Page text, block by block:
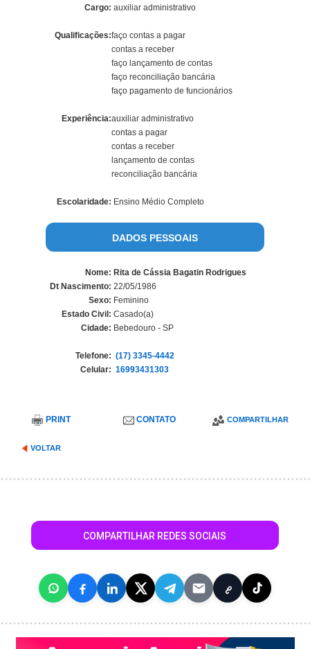
Cargo: auxiliar administrativo
Qualificações:faço contas a pagar
contas a receber
faço lançamento de contas
faço reconciliação bancária
faço pagamento de funcionários
Experiência:auxiliar administrativo
contas a pagar
contas a receber
lançamento de contas
reconciliação bancária
Escolaridade: Ensino Médio Completo
DADOS PESSOAIS
Nome: Rita de Cássia Bagatin Rodrigues
Dt Nascimento: 22/05/1986
Sexo: Feminino
Estado Civil: Casado(a)
Cidade: Bebedouro - SP
Telefone: (17) 3345-4442
Celular: 16993431303
PRINT CONTATO COMPARTILHAR
VOLTAR
COMPARTILHAR REDES SOCIAIS